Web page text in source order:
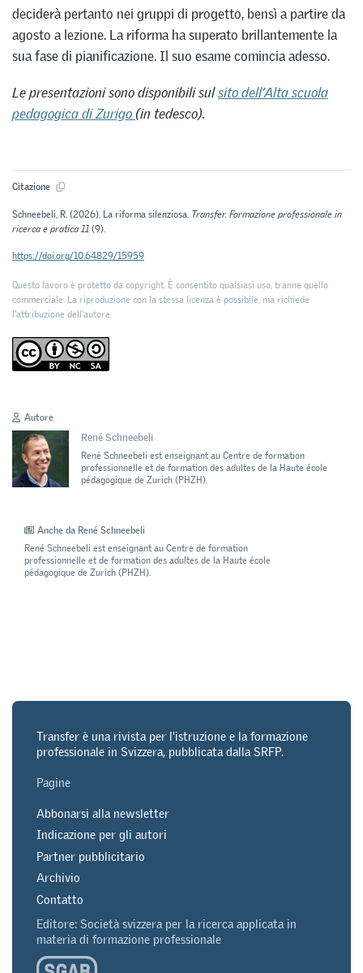
deciderà pertanto nei gruppi di progetto, bensì a partire da
agosto a lezione. La riforma ha superato brillantemente la
sua fase di pianificazione. Il suo esame comincia adesso.
Le presentazioni sono disponibili sulsito dell’Alta scuola
pedagogica di Zurigo (in tedesco).
Citazione
Schneebeli, R. (2026). La riforma silenziosa. Transfer. Formazione professionale in
ricerca e pratica 11(9).
https://doi.org/10.64829/15959
Questo lavoro è protetto da copyright. È consentito qualsiasi uso, tranne quello
commerciale. La riproduzione con la stessa licenza è possibile, ma richiede
l'attribuzione dell’autore.
Autore
René Schneebeli
René Schneebeli est enseignant au Centre de formation
professionnelle et de formation des adultes de la Haute école
pédagogique de Zurich (PHZH).
Anche da René Schneebeli
René Schneebeli est enseignant au Centre de formation
professionnelle et de formation des adultes de la Haute école
pédagogique de Zurich (PHZH).
Transfer è una rivista per l'istruzione e la formazione
professionale in Svizzera, pubblicata dalla SRFP.
Pagine
Abbonarsi alla newsletter
Indicazione per gli autori
Partner pubblicitario
Archivio
Contatto
Editore: Società svizzera per la ricerca applicata in
materia di formazione professionale